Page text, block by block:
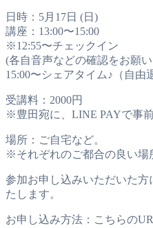
日時：5月17日 (日)
講座：13:00〜15:00
※12:55〜チェックイン
(各自音声などの確認をお願
15:00〜シェアタイム♪（自由
受講料：2000円
※豊田宛に、LINE PAYで事
場所：ご自宅など。
※それぞれのご都合の良い場
参加お申し込みいただいた方
たします。
お申し込み方法：こちらの